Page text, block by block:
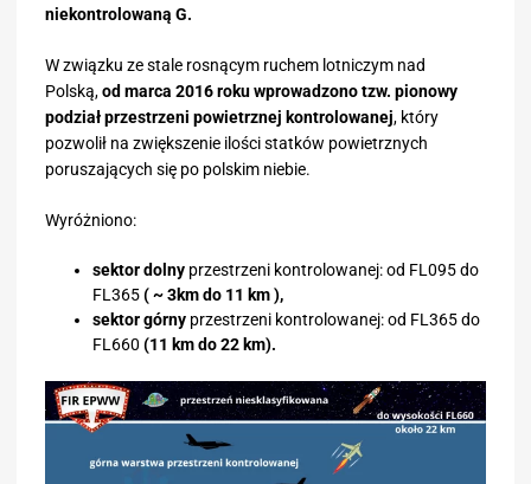
niekontrolowaną G.
W związku ze stale rosnącym ruchem lotniczym nad
Polską,od marca 2016 roku wprowadzono tzw. pionowy
podział przestrzeni powietrznej kontrolowanej, który
pozwolił na zwiększenie ilości statków powietrznych
poruszających się po polskim niebie.
Wyróżniono:
sektor dolny przestrzeni kontrolowanej: od FL095 do
FL365( ~ 3km do 11 km ),
sektor górny przestrzeni kontrolowanej: od FL365 do
FL660 (11 km do 22 km).